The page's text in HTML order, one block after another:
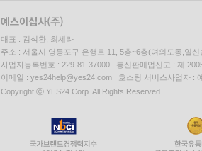
대표 : 김석환, 최세라
주소 : 서울시 영등포구 은행로 11, 5층~6층(여의도동,일신
사업자등록번호 : 229-81-37000 통신판매업신고 : 제
이메일 : yes24help@yes24.com 호스팅 서비스사업자 :
Copyright ⓒ YES24 Corp. All Rights Reserved.